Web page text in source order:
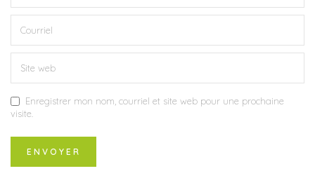
Enregistrer mon nom, courriel et site web pour une prochaine
visite.